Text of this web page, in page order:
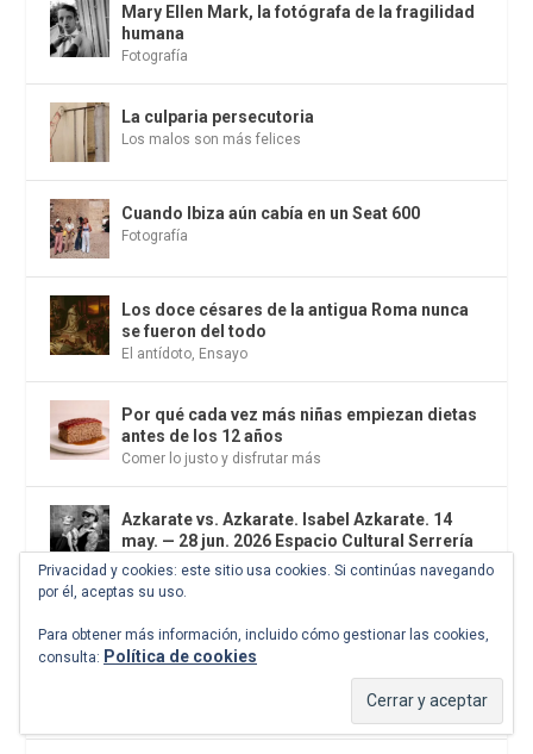
Mary Ellen Mark, la fotógrafa de la fragilidad
humana
Fotografía
La culparia persecutoria
Los malos son más felices
Cuando Ibiza aún cabía en un Seat 600
Fotografía
Los doce césares de la antigua Roma nunca
se fueron del todo
El antídoto Ensayo
Por qué cada vez más niñas empiezan dietas
antes de los 12 años
Comer lo justo y disfrutar más
Azkarate vs. Azkarate. Isabel Azkarate. 14
may. — 28 jun. 2026 Espacio Cultural Serrería
Belga. Madrid
Vladislav Jodasevich y Anna Ajmátova, la
historia de un amor literario bajo las ruinas
Privacidad y cookies: este sitio usa cookies. Si continúas navegando
por él, aceptas su uso.
Para obtener más información, incluido cómo gestionar las cookies,
consulta: Política de cookies